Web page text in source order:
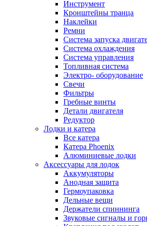
Инструмент
Кронштейны транца
Наклейки
Ремни
Система запуска
Система охлаждения
Система управления
Топливная система
Электро- оборудование
Свечи
Фильтры
Гребные винты
Детали двигателя
Редуктор
Лодки и катера
Все катера
Катера Phoenix
Алюминиевые лодки
Аксессуары для лодок
Аккумуляторы
Анодная защита
Гермоупаковка
Дельные вещи
Держатели спиннинга
Звуковые сигналы и